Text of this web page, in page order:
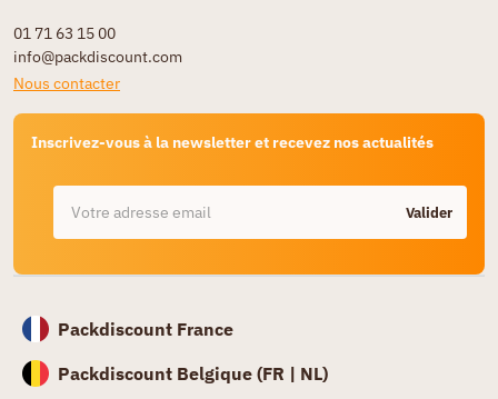
01 71 63 15 00
info@packdiscount.com
Nous contacter
Inscrivez-vous à la newsletter et recevez nos actualités
Valider
Packdiscount France
Packdiscount Belgique (FR | NL)